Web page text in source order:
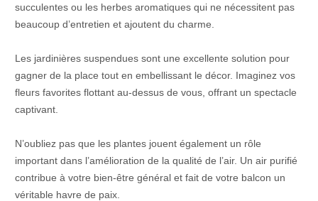
succulentes ou les herbes aromatiques qui ne nécessitent pas
beaucoup d’entretien et ajoutent du charme.
Les jardinières suspendues sont une excellente solution pour
gagner de la place tout en embellissant le décor. Imaginez vos
fleurs favorites flottant au-dessus de vous, offrant un spectacle
captivant.
N’oubliez pas que les plantes jouent également un rôle
important dans l’amélioration de la qualité de l’air. Un air purifié
contribue à votre bien-être général et fait de votre balcon un
véritable havre de paix.